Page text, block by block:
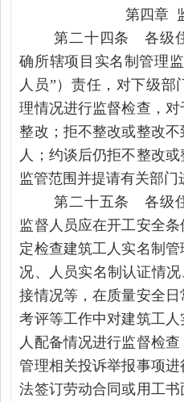
第四章
第二十四条 各级
确所辖项目实名制管理
人员”）责任，对下级部
理情况进行监督检查，
整改；拒不整改或整改
人；约谈后仍拒不整改
监管范围并提请有关部门
第二十五条 各级
监督人员应在开工安全
定检查建筑工人实名制
况、人员实名制认证情
接情况等，在质量安全
考评等工作中对建筑工
人配备情况进行监督检
管理相关投诉举报事项
法签订劳动合同或用工